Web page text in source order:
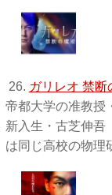
26. ガリレオ 禁断
帝都大学の准教授
新入生・古芝伸吾
は同じ高校の物理